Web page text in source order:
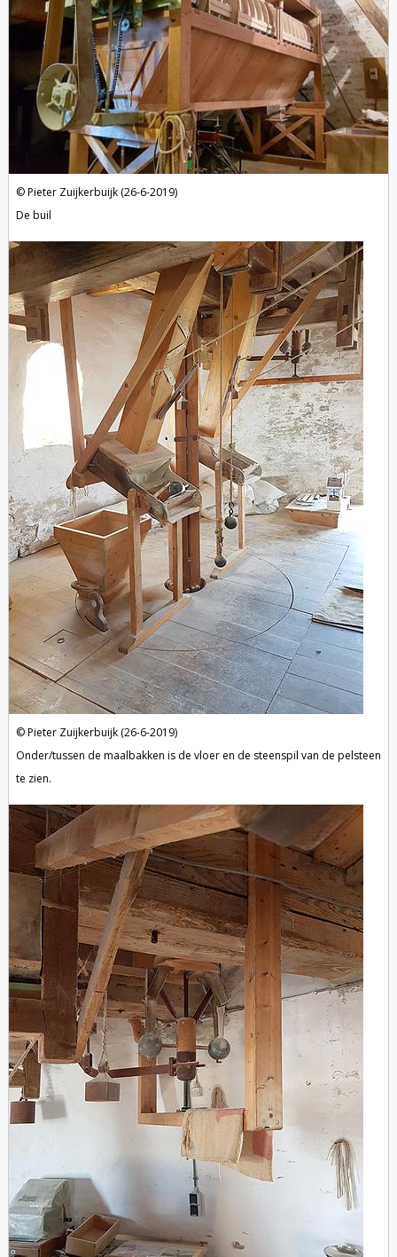
Pieter Zuijkerbuijk (26-6-2019)
De buil
Pieter Zuijkerbuijk (26-6-2019)
Onder/tussen de maalbakken is de vloer en de steenspil van de pelsteen
te zien.